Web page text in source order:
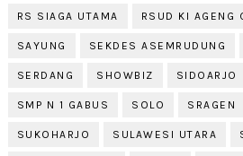
RS SIAGA UTAMA RSUD KI AGENG
SAYUNG SEKDES ASEMRUDUNG
SERDANG SHOWBIZ SIDOARJO
SMP N 1 GABUS SOLO SRAGEN
SUKOHARJO SULAWESI UTARA